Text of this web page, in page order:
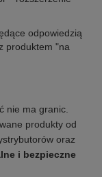
odpowiedzią
produktem "na
nie ma granic.
produkty od
oraz
i bezpieczne